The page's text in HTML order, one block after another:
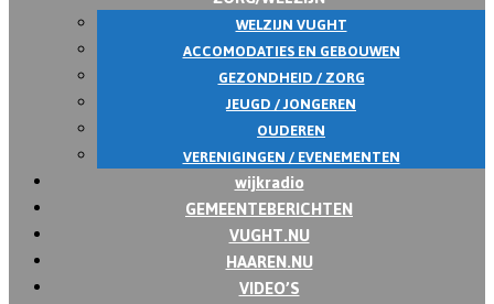
WELZIJN VUGHT
ACCOMODATIES EN GEBOUWEN
GEZONDHEID / ZORG
JEUGD / JONGEREN
OUDEREN
VERENIGINGEN / EVENEMENTEN
wijkradio
GEMEENTEBERICHTEN
VUGHT.NU
HAAREN.NU
VIDEO’S